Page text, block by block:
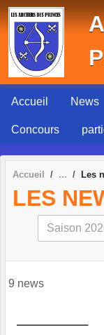
Accueil News
Concours
Accueil Les
LES
9 news
Panneau de gestion